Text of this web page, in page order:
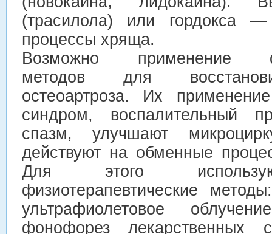
(трасилола) или гордокса
процессы хряща.
Возможно применение
методов для
остеоартроза. Их
синдром, воспалительный
спазм, улучшают
действуют на обменные
Для этого
физиотерапевтические
ультрафиолетовое
фонофорез лекарственных